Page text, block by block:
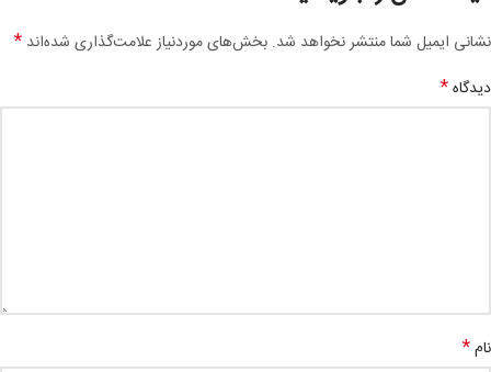
نشانی ایمیل شما منتشر نخواهد شد. بخش‌های موردنیاز علامت‌گذاری شده‌اند *
دیدگاه*
نام*